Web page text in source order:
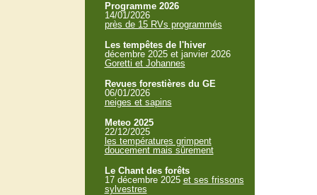
Programme 2026
14/01/2026
près de 15 RVs programmés
Les tempêtes de l'hiver
décembre 2025 et janvier 2026
Goretti et Johannes
Revues forestières du GE
06/01/2026
neiges et sapins
Meteo 2025
22/12/2025
les températures grimpent
doucement mais sûrement
Le Chant des forêts
17 décembre 2025 et ses frissons
sylvestres